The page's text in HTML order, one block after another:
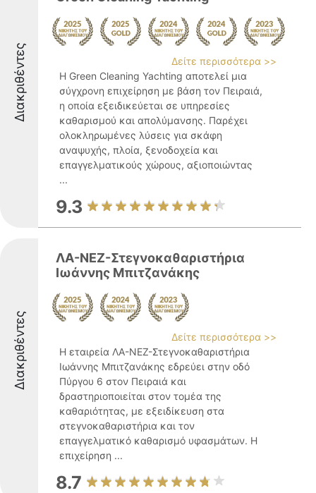
Διακριθέντες
Δείτε περισσότερα >>
Η Green Cleaning Yachting αποτελεί μια
σύγχρονη επιχείρηση με βάση τον Πειραιά,
η οποία εξειδικεύεται σε υπηρεσίες
καθαρισμού και απολύμανσης. Παρέχει
ολοκληρωμένες λύσεις για σκάφη
αναψυχής, πλοία, ξενοδοχεία και
επαγγελματικούς χώρους, αξιοποιώντας
...
9.3
Διακριθέντες
ΛΑ-ΝΕΖ-Στεγνοκαθαριστήρια
Ιωάννης Μπιτζανάκης
Δείτε περισσότερα >>
Η εταιρεία ΛΑ-ΝΕΖ-Στεγνοκαθαριστήρια
Ιωάννης Μπιτζανάκης εδρεύει στην οδό
Πύργου 6 στον Πειραιά και
δραστηριοποιείται στον τομέα της
καθαριότητας, με εξειδίκευση στα
στεγνοκαθαριστήρια και τον
επαγγελματικό καθαρισμό υφασμάτων. Η
επιχείρηση ...
8.7